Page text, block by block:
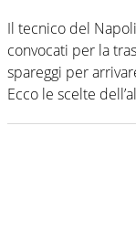
Il tecnico del
convocati per la
spareggi per
Ecco le scelte